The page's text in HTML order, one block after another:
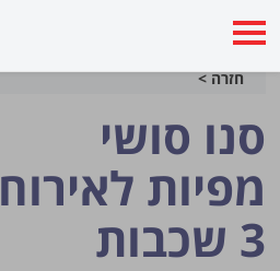
חזרה >
סנו סושי
מפיות לאירוח
3 שכבות